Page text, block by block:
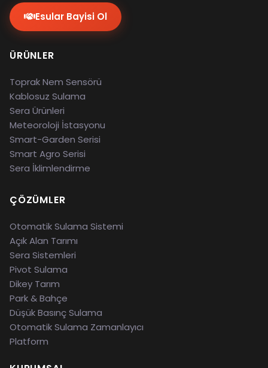
Esular Bayisi Ol
ÜRÜNLER
Toprak Nem Sensörü
Kablosuz Sulama
Sera Ürünleri
Meteoroloji İstasyonu
Smart-Garden Serisi
Smart Agro Serisi
Sera İklimlendirme
ÇÖZÜMLER
Otomatik Sulama Sistemi
Açık Alan Tarımı
Sera Sistemleri
Pivot Sulama
Dikey Tarım
Park & Bahçe
Düşük Basınç Sulama
Otomatik Sulama Zamanlayıcı
Platform